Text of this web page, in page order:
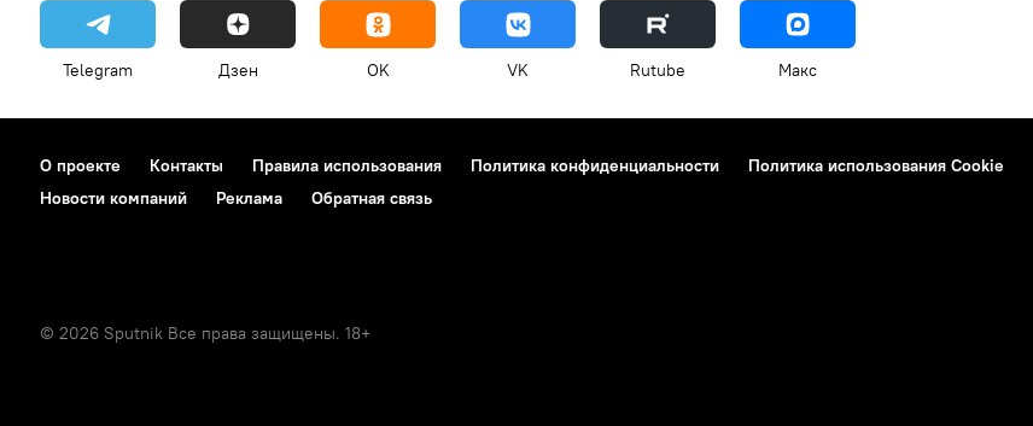
Telegram Дзен OK VK Rutube Макс
О проекте Контакты Правила использования Политика конфиденциальности Политика использования Cookie
Новости компаний
Реклама Обратная связь
© 2026 Sputnik Все права защищены. 18+